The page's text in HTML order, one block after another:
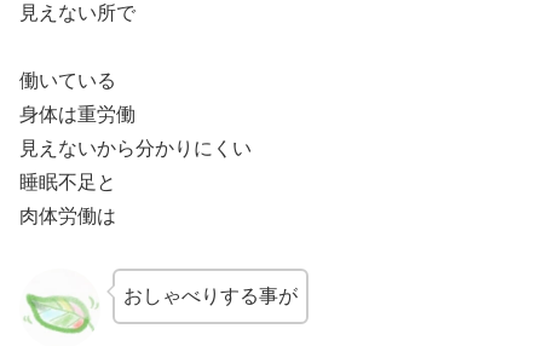
見えない所で
働いている
身体は重労働
見えないから分かりにくい
睡眠不足と
肉体労働は
おしゃべりする事が